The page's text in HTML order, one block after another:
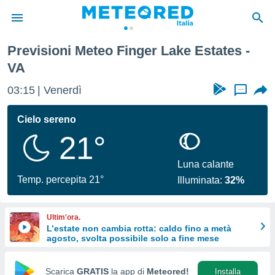
di
per
di
Web
le
Previsioni Meteo Finger Lake Estates -
VA
03:15 Venerdì ...
Cielo sereno
21°
Temp. percepita 21°
Luna calante
Illuminata:32%
Ultim'ora.
L’estate non cambia rotta: caldo fino a metà
agosto, svolta possibile solo a fine mese
Scarica GRATIS la app di Meteored! Installa